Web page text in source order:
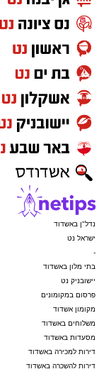
נדל"ן באשדוד
ישראל נט
-
בתי מלון באשדוד
יישובניק נט
פרסום במקומונים
מקומון אשדוד
משלוחים באשדוד
מסעדות באשדוד
דירות למכירה באשדוד
דירות להשכרה באשדוד